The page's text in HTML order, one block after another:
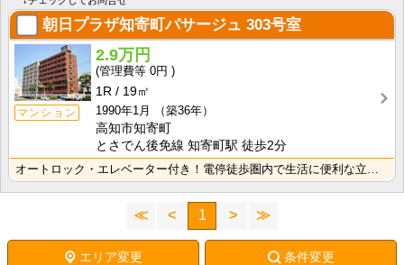
朝日プラザ知寄町パサージュ 303号室
マンション
2.9万円
0円
1R
19㎡
1990年1月
（築36年）
高知市知寄町
とさでん後免線 知寄町駅 徒歩2分
オートロック・エレベーター付き！電停徒歩圏内で生活に便利な立地です♪
≪ < 1 > ≫
エリア変更 条件変更